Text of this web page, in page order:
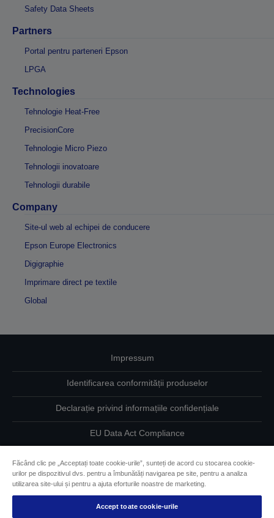
Safety Data Sheets
Partners
Portal pentru parteneri Epson
LPGA
Technologies
Tehnologie Heat-Free
PrecisionCore
Tehnologie Micro Piezo
Tehnologii inovatoare
Tehnologii durabile
Company
Site-ul web al echipei de conducere
Epson Europe Electronics
Digigraphie
Imprimare direct pe textile
Global
Impressum
Identificarea conformității produselor
Declarație privind informațiile confidențiale
EU Data Act Compliance
Informaţii despre modulele cookie
Angajamentul Epson pe linie de accesibilitate
Făcând clic pe „Acceptați toate cookie-urile”, sunteți de acord cu stocarea cookie-
urilor pe dispozitivul dvs. pentru a îmbunătăți navigarea pe site, pentru a analiza
utilizarea site-ului și pentru a ajuta eforturile noastre de marketing.
Accept toate cookie-urile